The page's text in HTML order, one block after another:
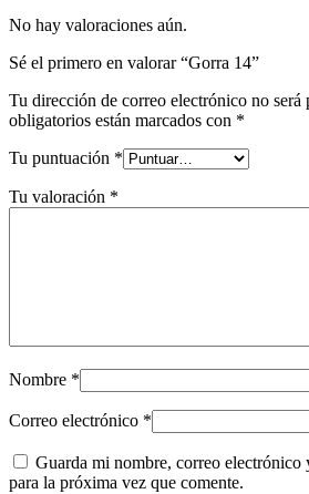
No hay valoraciones aún.
Sé el primero en valorar “Gorra 14”
Tu dirección de correo electrónico no será
obligatorios están marcados con *
Tu puntuación *
Tu valoración *
Nombre *
Correo electrónico *
Guarda mi nombre, correo electrónico
para la próxima vez que comente.